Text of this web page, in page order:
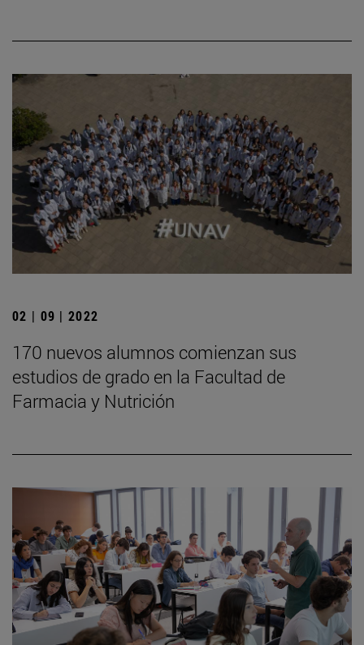
02 | 09 | 2022
170 nuevos alumnos comienzan sus
estudios de grado en la Facultad de
Farmacia y Nutrición